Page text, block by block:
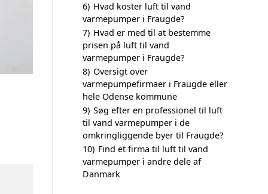
6) Hvad koster luft til vand
varmepumper i Fraugde?
7) Hvad er med til at bestemme
prisen på luft til vand
varmepumper i Fraugde?
8) Oversigt over
varmepumpefirmaer i Fraugde eller
hele Odense kommune
9) Søg efter en professionel til luft
til vand varmepumper i de
omkringliggende byer til Fraugde?
10) Find et firma til luft til vand
varmepumper i andre dele af
Danmark